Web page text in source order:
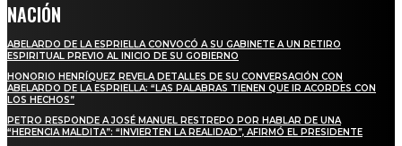
NACIÓN
ABELARDO DE LA ESPRIELLA CONVOCÓ A SU GABINETE A UN RETIRO
ESPIRITUAL PREVIO AL INICIO DE SU GOBIERNO
HONORIO HENRÍQUEZ REVELA DETALLES DE SU CONVERSACIÓN CON
ABELARDO DE LA ESPRIELLA: “LAS PALABRAS TIENEN QUE IR ACORDES CON
LOS HECHOS”
PETRO RESPONDE A JOSÉ MANUEL RESTREPO POR HABLAR DE UNA
“HERENCIA MALDITA”: “INVIERTEN LA REALIDAD”, AFIRMÓ EL PRESIDENTE